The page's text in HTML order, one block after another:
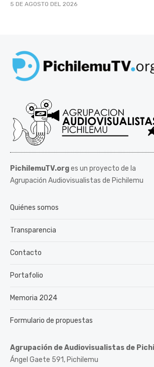
5 DE AGOSTO DEL 2026
PichilemuTV.orges un proyecto de la
Agrupación Audiovisualistas de Pichilemu
Quiénes somos
Transparencia
Contacto
Portafolio
Memoria 2024
Formulario de propuestas
Agrupación de Audiovisualistas de
Ángel Gaete 591, Pichilemu